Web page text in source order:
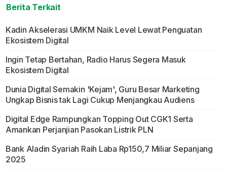
Berita Terkait
Kadin Akselerasi UMKM Naik Level Lewat Penguatan
Ekosistem Digital
Ingin Tetap Bertahan, Radio Harus Segera Masuk
Ekosistem Digital
Dunia Digital Semakin 'Kejam', Guru Besar Marketing
Ungkap Bisnis tak Lagi Cukup Menjangkau Audiens
Digital Edge Rampungkan Topping Out CGK1 Serta
Amankan Perjanjian Pasokan Listrik PLN
Bank Aladin Syariah Raih Laba Rp150,7 Miliar Sepanjang
2025